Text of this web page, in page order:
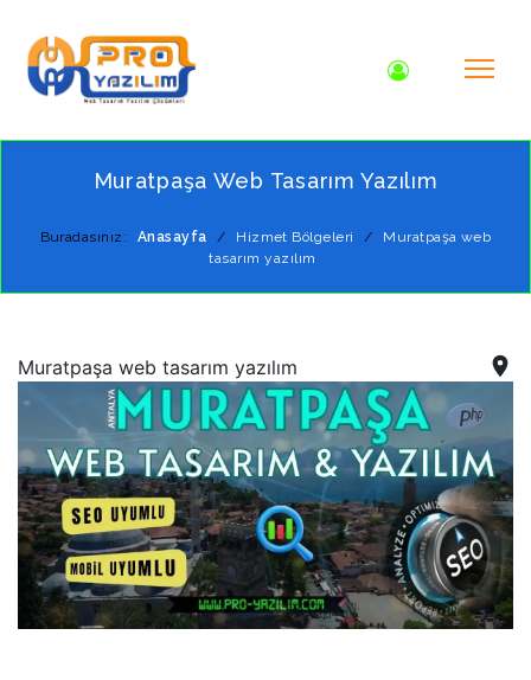
Muratpaşa Web Tasarım Yazılım
Buradasınız: Anasayfa / Hizmet Bölgeleri /
Muratpaşa web
tasarım yazılım
Muratpaşa web tasarım yazılım